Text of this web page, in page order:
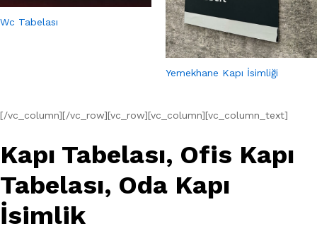
Wc Tabelası
Yemekhane Kapı İsimliği
[/vc_column][/vc_row][vc_row][vc_column][vc_column_text]
Kapı Tabelası, Ofis Kapı
Tabelası, Oda Kapı
İsimlik